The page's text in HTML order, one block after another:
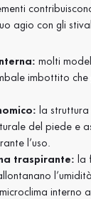
agio con gli
molti
imbottito che
la
del piede e
l’uso.
traspirante: la
interno